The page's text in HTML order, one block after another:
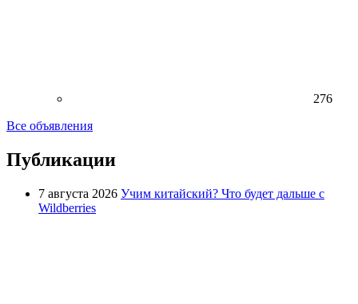
276
Все объявления
Публикации
7 августа 2026 Учим китайский? Что будет дальше с
Wildberries